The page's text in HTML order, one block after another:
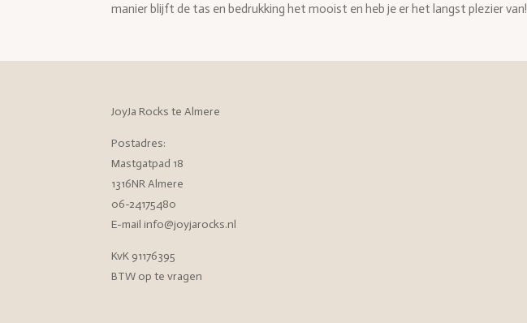
manier blijft de tas en bedrukking het mooist en heb je er het langst plezier van!
JoyJa Rocks te Almere
Postadres:
Mastgatpad 18
1316NR Almere
06-24175480
E-mail info@joyjarocks.nl
KvK 91176395
BTW op te vragen